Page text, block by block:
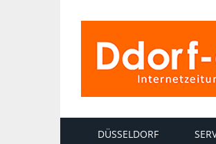
DÜSSELDORF